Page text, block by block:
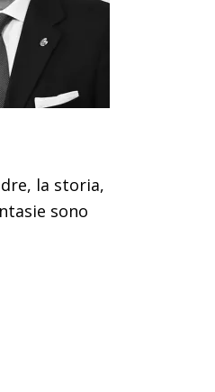
la storia,
sono